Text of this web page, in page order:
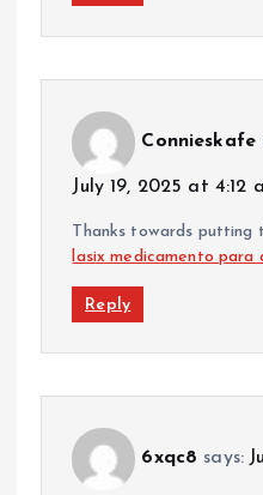
Connieskafe
July 19, 2025 at 4:12
Thanks towards putting
lasix medicamento para
Reply
6xqc8 says: